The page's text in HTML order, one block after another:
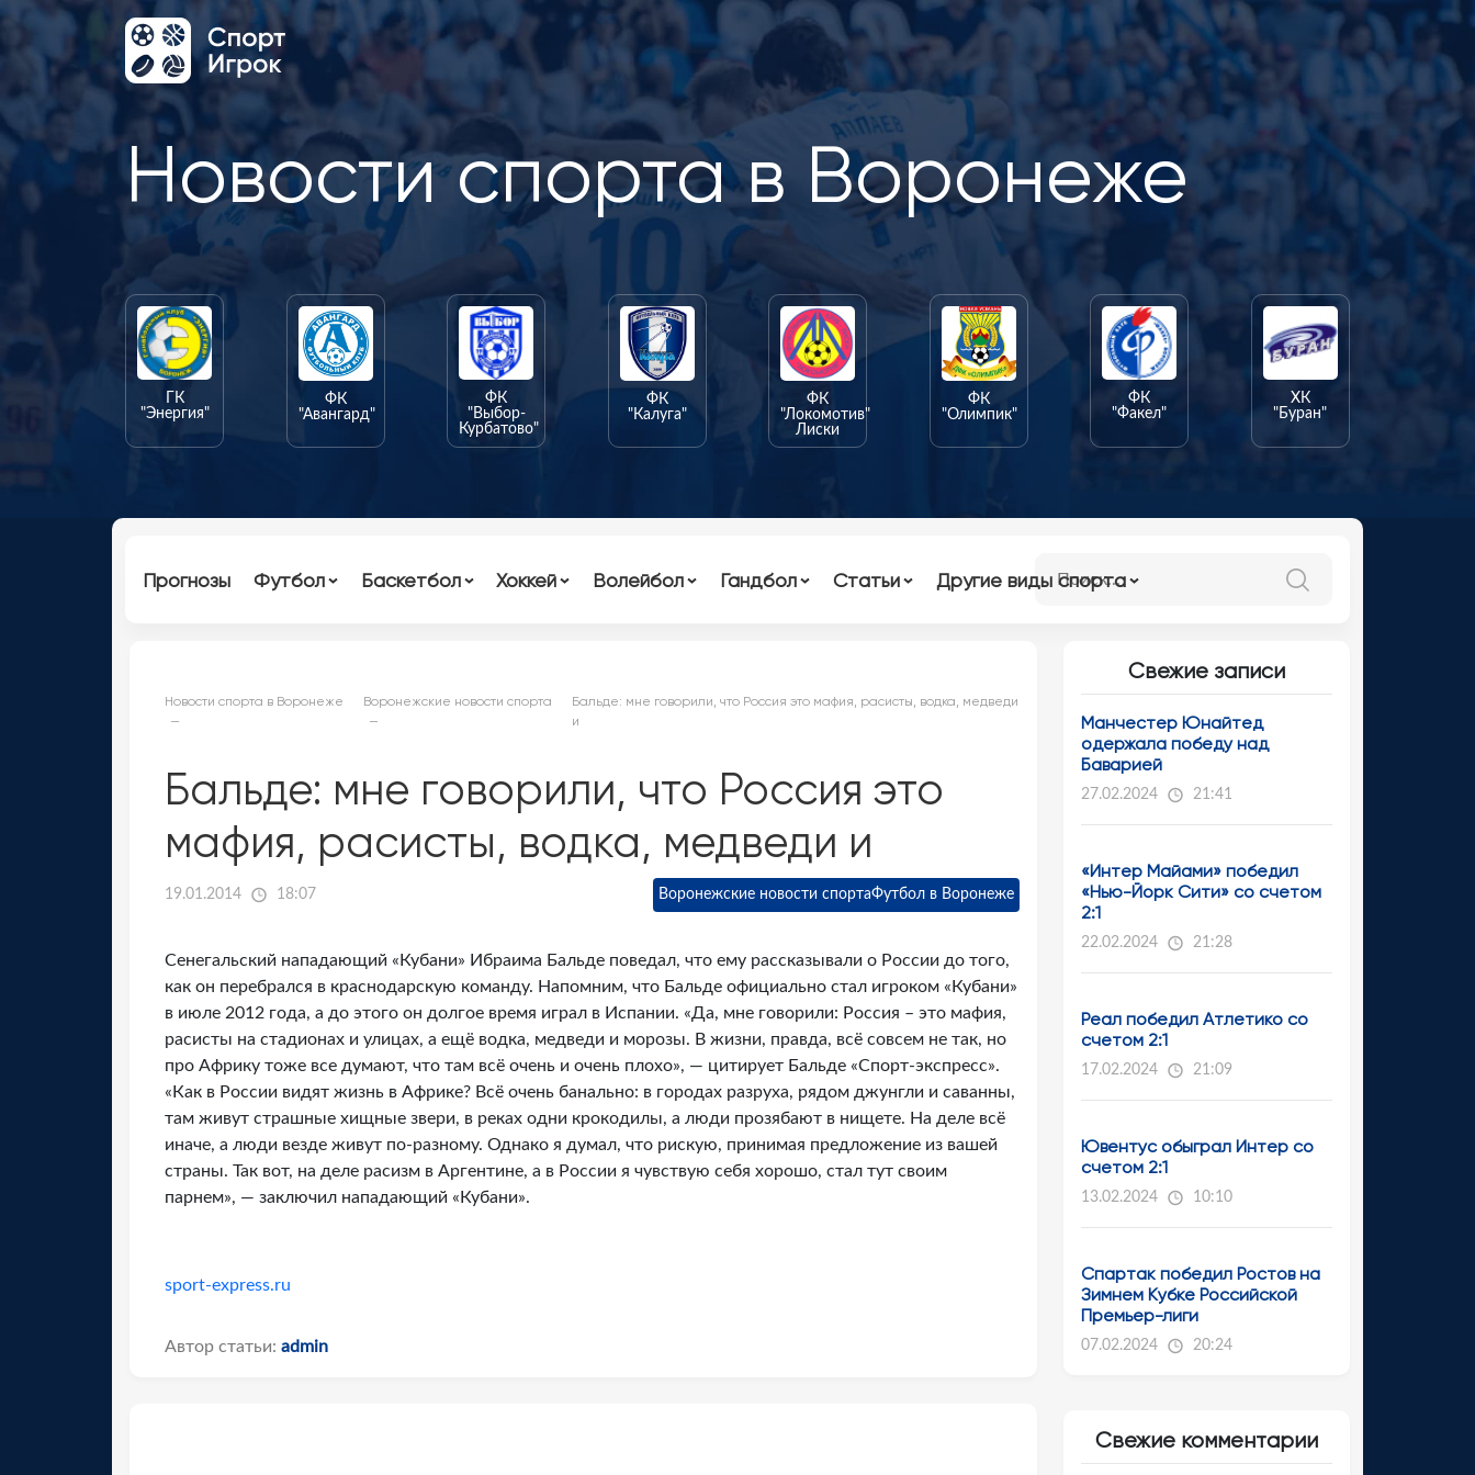
Новости спорта в Воронеже
ГК
"Энергия"
ФК
"Авангард"
ФК
"Выбор-
Курбатово"
ФК
"Калуга"
ФК
"Локомотив"
Лиски
ФК
"Олимпик"
ФК
"Факел"
ХК
"Буран"
Прогнозы Футбол Баскетбол Хоккей Волейбол Гандбол Статьи Другие виды спорта
Новости спорта в Воронеже Воронежские новости спорта
Бальде: мне говорили, что Россия это мафия, расисты, водка, медведи
и
Бальде: мне говорили, что Россия это
мафия, расисты, водка, медведи и
19.01.2014 18:07 Воронежские новости спортаФутбол в Воронеже
Сенегальский нападающий «Кубани» Ибраима Бальде поведал, что ему рассказывали о России до того,
как он перебрался в краснодарскую команду. Напомним, что Бальде официально стал игроком «Кубани»
в июле 2012 года, а до этого он долгое время играл в Испании. «Да, мне говорили: Россия – это мафия,
расисты на стадионах и улицах, а ещё водка, медведи и морозы. В жизни, правда, всё совсем не так, но
про Африку тоже все думают, что там всё очень и очень плохо», — цитирует Бальде «Спорт-экспресс».
«Как в России видят жизнь в Африке? Всё очень банально: в городах разруха, рядом джунгли и саванны,
там живут страшные хищные звери, в реках одни крокодилы, а люди прозябают в нищете. На деле всё
иначе, а люди везде живут по-разному. Однако я думал, что рискую, принимая предложение из вашей
страны. Так вот, на деле расизм в Аргентине, а в России я чувствую себя хорошо, стал тут своим
парнем», — заключил нападающий «Кубани».
sport-express.ru
Автор статьи: admin
Свежие записи
Манчестер Юнайтед
одержала победу над
Баварией
27.02.2024 21:41
«Интер Майами» победил
«Нью-Йорк Сити» со счетом
2:1
22.02.2024 21:28
Реал победил Атлетико со
счетом 2:1
17.02.2024 21:09
Ювентус обыграл Интер со
счетом 2:1
13.02.2024 10:10
Спартак победил Ростов на
Зимнем Кубке Российской
Премьер-лиги
07.02.2024 20:24
Свежие комментарии